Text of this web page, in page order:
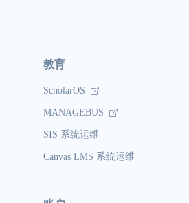
教育
ScholarOS
MANAGEBUS
SIS 系统运维
Canvas LMS 系统运维